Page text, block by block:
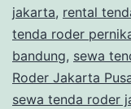
jakarta, rental
tenda roder
bandung, sewa
Roder Jakarta
sewa tenda roder